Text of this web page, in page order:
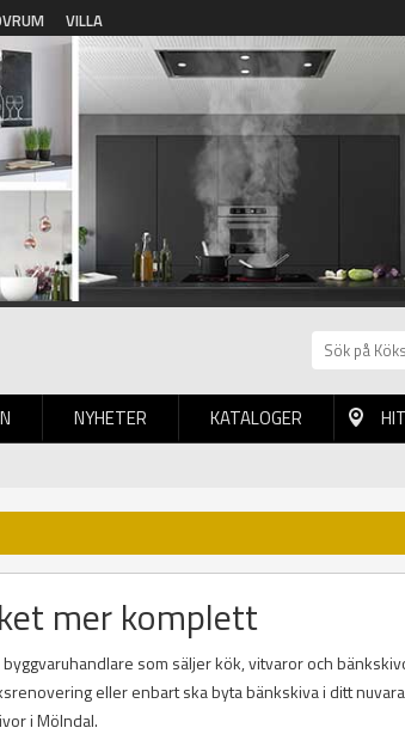
VILLA
NYHETER KATALOGER
mer komplett
som säljer kök, vitvaror och
eller enbart ska byta bänkskiva i ditt
i Mölndal.